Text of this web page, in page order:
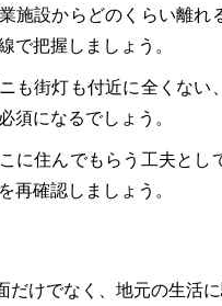
施設からどのくらい離れ
で把握しましょう。
も街灯も付近に全くない
須になるでしょう。
に住んでもらう工夫とし
再確認しましょう。
けでなく、地元の生活に